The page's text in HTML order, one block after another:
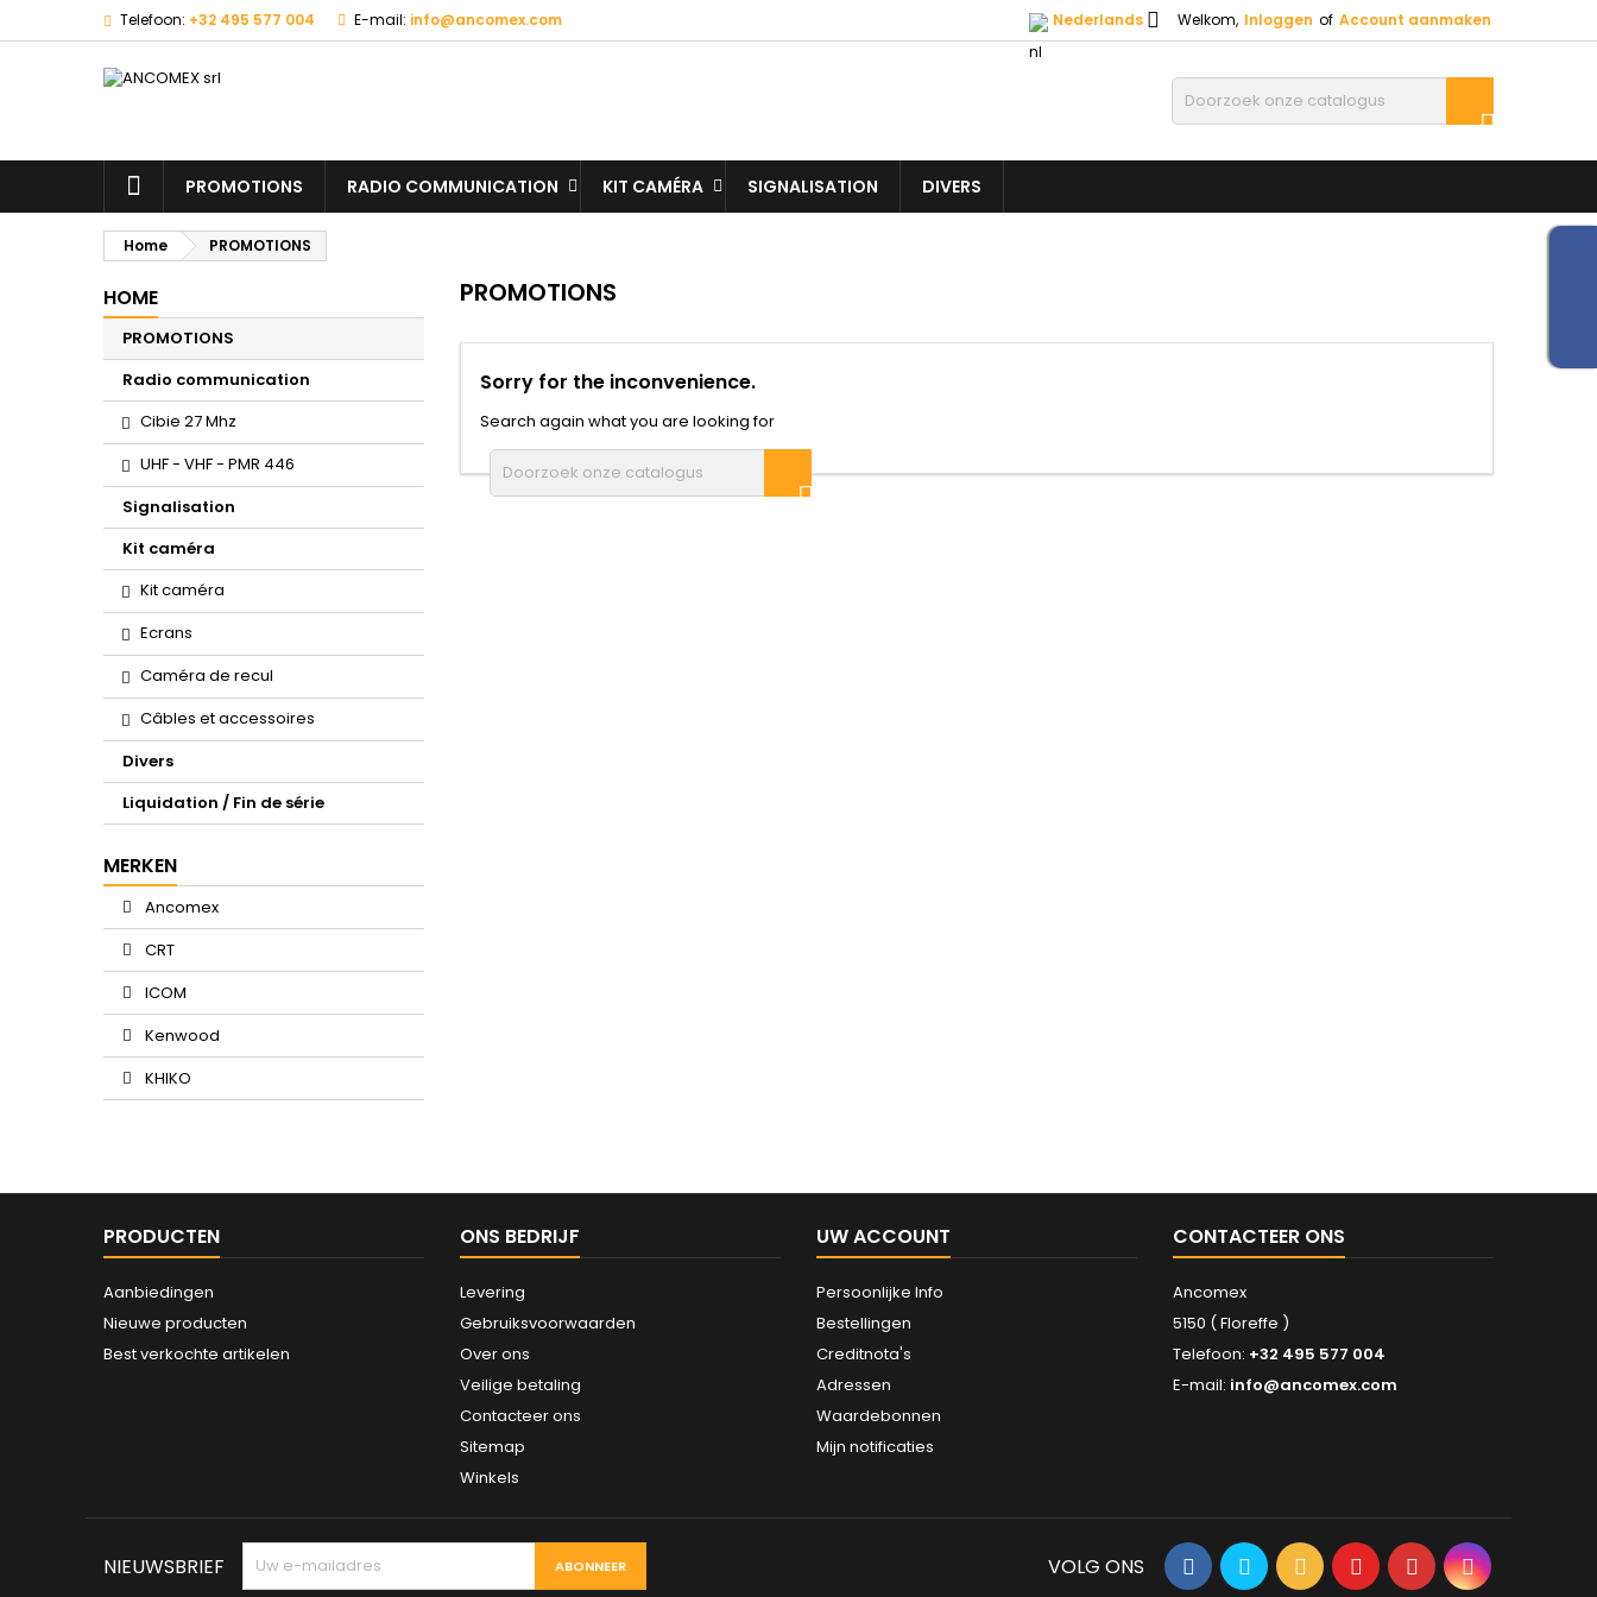
Telefoon: +32 495 577 004 E-mail: info@ancomex.com Welkom, Inloggen of Account aanmaken
Nederlands 

PROMOTIONS RADIO COMMUNICATION KIT CAMÉRA SIGNALISATION DIVERS
Home PROMOTIONS
HOME
PROMOTIONS
Radio communication
Cibie 27 Mhz
UHF - VHF - PMR 446
Signalisation
Kit caméra
Kit caméra
Ecrans
Caméra de recul
Câbles et accessoires
Divers
Liquidation / Fin de série
MERKEN
Ancomex
CRT
ICOM
Kenwood
KHIKO
PROMOTIONS
Sorry for the inconvenience.
Search again what you are looking for

PRODUCTEN
Aanbiedingen
Nieuwe producten
Best verkochte artikelen
ONS BEDRIJF
Levering
Gebruiksvoorwaarden
Over ons
Veilige betaling
Contacteer ons
Sitemap
Winkels
UW ACCOUNT
Persoonlijke Info
Bestellingen
Creditnota's
Adressen
Waardebonnen
Mijn notificaties
CONTACTEER ONS
Ancomex
5150 ( Floreffe )
Telefoon: +32 495 577 004
E-mail: info@ancomex.com
NIEUWSBRIEF VOLG ONS